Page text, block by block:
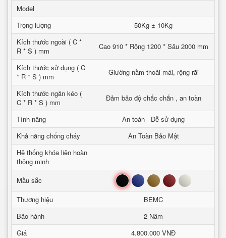
Model
Trọng lượng
50Kg ± 10Kg
Kích thước ngoài ( C *
R * S ) mm
Cao 910 * Rộng 1200 * Sâu 2000 mm
Kích thước sử dụng ( C
* R * S ) mm
Giường nằm thoải mái, rộng rãi
Kích thước ngăn kéo (
C * R * S ) mm
Đảm bảo độ chắc chắn , an toàn
Tính năng
An toàn - Dễ sử dụng
Khả năng chống cháy
An Toàn Bảo Mật
Hệ thống khóa liên hoàn
thông minh
Mầu sắc
Đen Xanh Nâu Đỏ Trắng
Thương hiệu
BEMC
Bảo hành
2 Năm
Giá
4.800.000 VNĐ